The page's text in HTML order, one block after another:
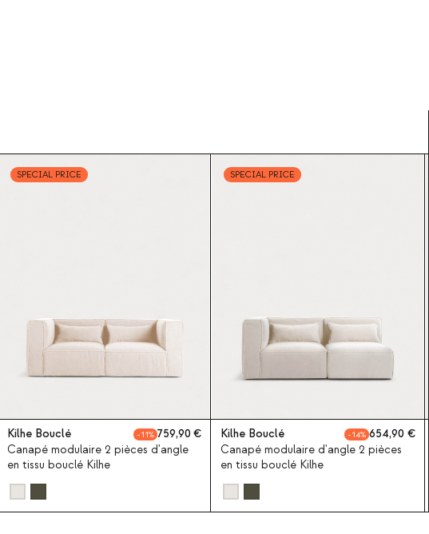
SPECIAL PRICE
Kilhe Bouclé 11
759,90
Canapé modulaire 2 pièces d'angle
en tissu bouclé Kilhe
SPECIAL PRICE
Kilhe Bouclé 14
654,90
Canapé modulaire d'angle 2 pièces
en tissu bouclé Kilhe